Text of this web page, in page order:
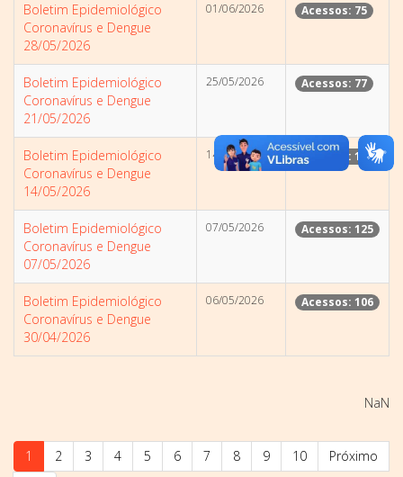
Boletim Epidemiológico
Coronavírus e Dengue
28/05/2026
01/06/2026 Acessos: 75
Boletim Epidemiológico
Coronavírus e Dengue
21/05/2026
25/05/2026 Acessos: 77
Boletim Epidemiológico
Coronavírus e Dengue
14/05/2026
14/05/2026 Acessos: 108
Boletim Epidemiológico
Coronavírus e Dengue
07/05/2026
07/05/2026 Acessos: 125
Boletim Epidemiológico
Coronavírus e Dengue
30/04/2026
06/05/2026 Acessos: 106
NaN
1 2 3 4 5 6 7 8 9 10
Próximo